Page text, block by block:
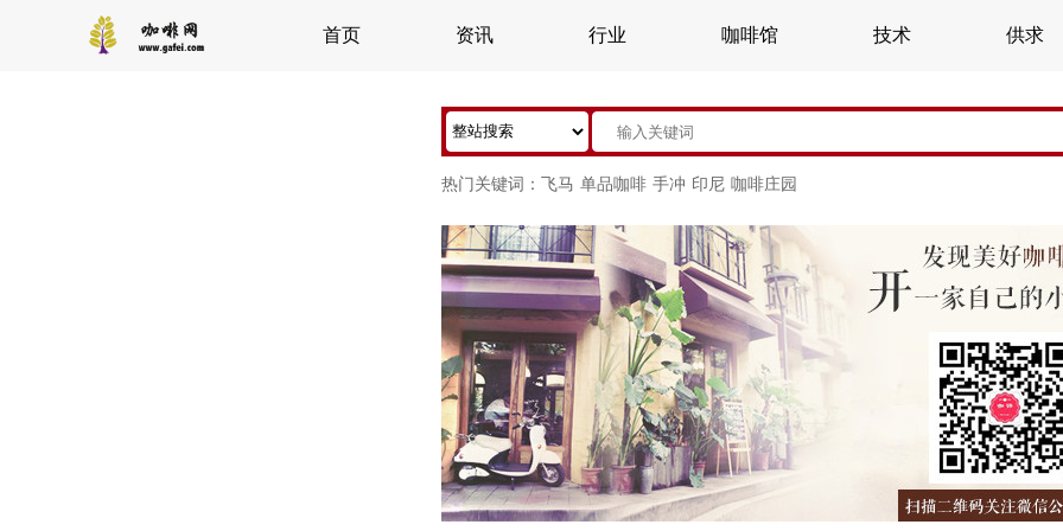
首页 资讯 行业 咖啡馆 技术 供求
热门关键词： 飞马 单品咖啡 手冲 印尼 咖啡庄园